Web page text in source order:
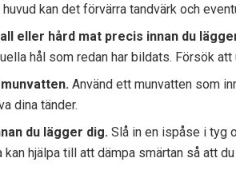
kan det förvärra tandvärk och
eller hård mat precis innan du
hål som redan har bildats. Försök
Använd ett munvatten som
dina tänder.
du lägger dig. Slå in en ispåse i tyg
hjälpa till att dämpa smärtan så att du